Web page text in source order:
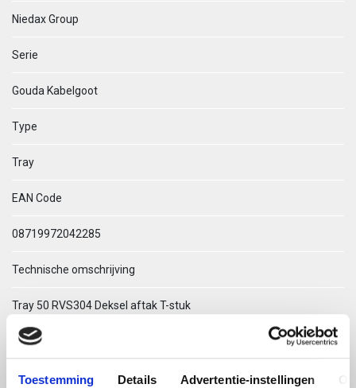
Toestemming Details Advertentie-instellingen
Niedax Group
Serie
Gouda Kabelgoot
Type
Tray
EAN Code
08719972042285
Technische omschrijving
Tray 50 RVS304 Deksel aftak T-stuk
ETIM Klasse
EC002401 - Deksel aftakstuk kabeldraagsysteem